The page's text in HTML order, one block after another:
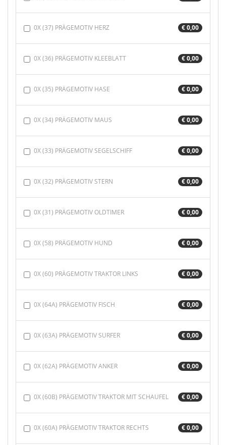
0X (37) PRÄGEMOTIV HERZ € 0,00
0X (36) PRÄGEMOTIV KLEEBLATT € 0,00
0X (35) PRÄGEMOTIV HASE € 0,00
0X (34) PRÄGEMOTIV MAUS € 0,00
0X (33) PRÄGEMOTIV SEGELSCHIFF € 0,00
0X (32) PRÄGEMOTIV STERN € 0,00
0X (31) PRÄGEMOTIV OLDTIMER € 0,00
0X (58) PRÄGEMOTIV HUND € 0,00
0X (60) PRÄGEMOTIV TRAKTOR LINKS € 0,00
0X (64A) PRÄGEMOTIV FISCH € 0,00
0X (63A) PRÄGEMOTIV SURFER € 0,00
0X (62A) PRÄGEMOTIV ANKER € 0,00
0X (60B) PRÄGEMOTIV TRAKTOR MIT SCHAUFEL € 0,00
0X (60A) PRÄGEMOTIV TRAKTOR RECHTS € 0,00